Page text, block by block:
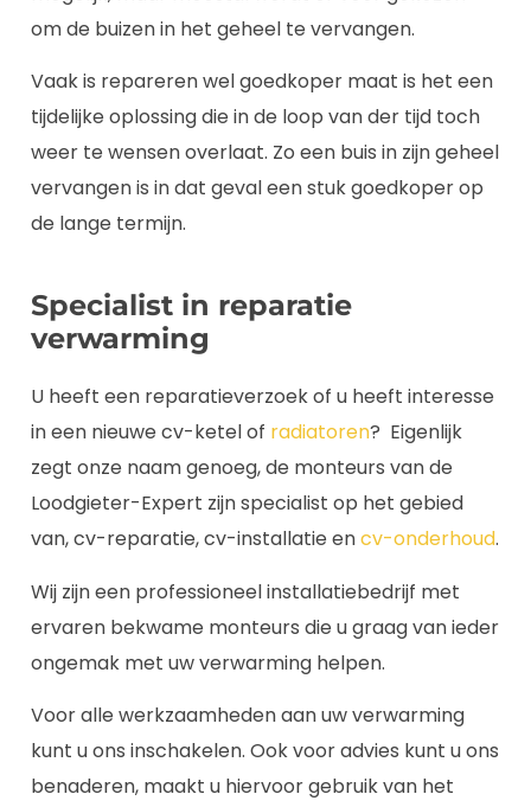
om de buizen in het geheel te vervangen.
Vaak is repareren wel goedkoper maat is het een
tijdelijke oplossing die in de loop van der tijd toch
weer te wensen overlaat. Zo een buis in zijn geheel
vervangen is in dat geval een stuk goedkoper op
de lange termijn.
Specialist in reparatie
verwarming
U heeft een reparatieverzoek of u heeft interesse
in een nieuwe cv-ketel of radiatoren? Eigenlijk
zegt onze naam genoeg, de monteurs van de
Loodgieter-Expert zijn specialist op het gebied
van, cv-reparatie, cv-installatie encv-onderhoud.
Wij zijn een professioneel installatiebedrijf met
ervaren bekwame monteurs die u graag van ieder
ongemak met uw verwarming helpen.
Voor alle werkzaamheden aan uw verwarming
kunt u ons inschakelen. Ook voor advies kunt u ons
benaderen, maakt u hiervoor gebruik van het